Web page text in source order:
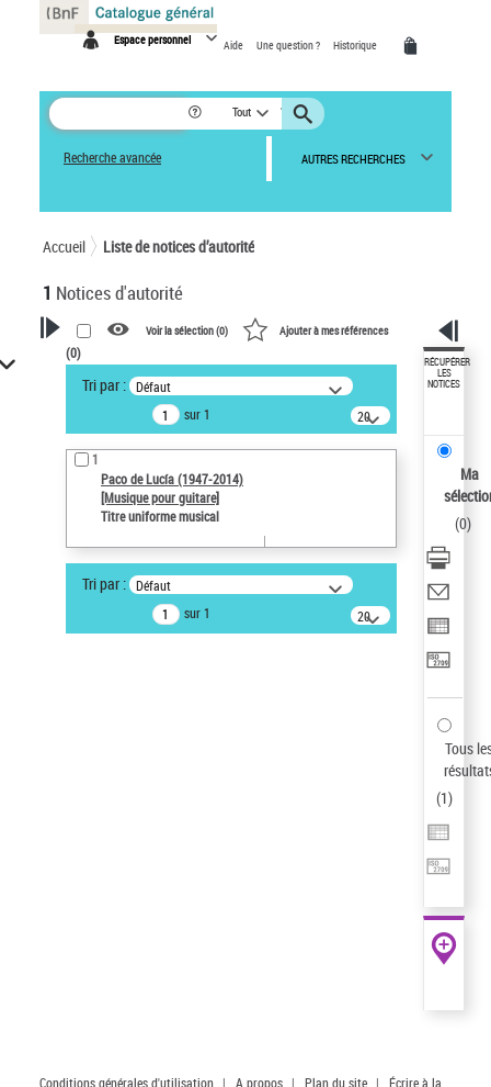
Espace personnel Aide Une question ? Historique
Tout
Recherche avancée AUTRES RECHERCHES
Accueil Liste de notices d’autorité
1 Notices d'autorité
VOTRE RECHERCHE
Recherche avancée dans les
notices d’autorité
Œuvres liées à l'auteur :
Paco de Lucía (1947-2014)
Auteur d’œuvre
Type de notice d'autorité
Œuvre
Statut de la notice d’autorité
Voir la sélection (0) Ajouter à mes références
(0)
Tri par : Défaut
sur 1
20
résultats/page
1
Paco de Lucía (1947-2014)
[Musique pour guitare]
Titre uniforme musical
Tri par : Défaut
sur 1
20
résultats/page
RÉCUPÉRER
LES
NOTICES
Ma
(0)
Tous
(1)
Conditions générales d'utilisation | A propos | Plan du site |
Écrire à la
Panneau de gestion des cookies